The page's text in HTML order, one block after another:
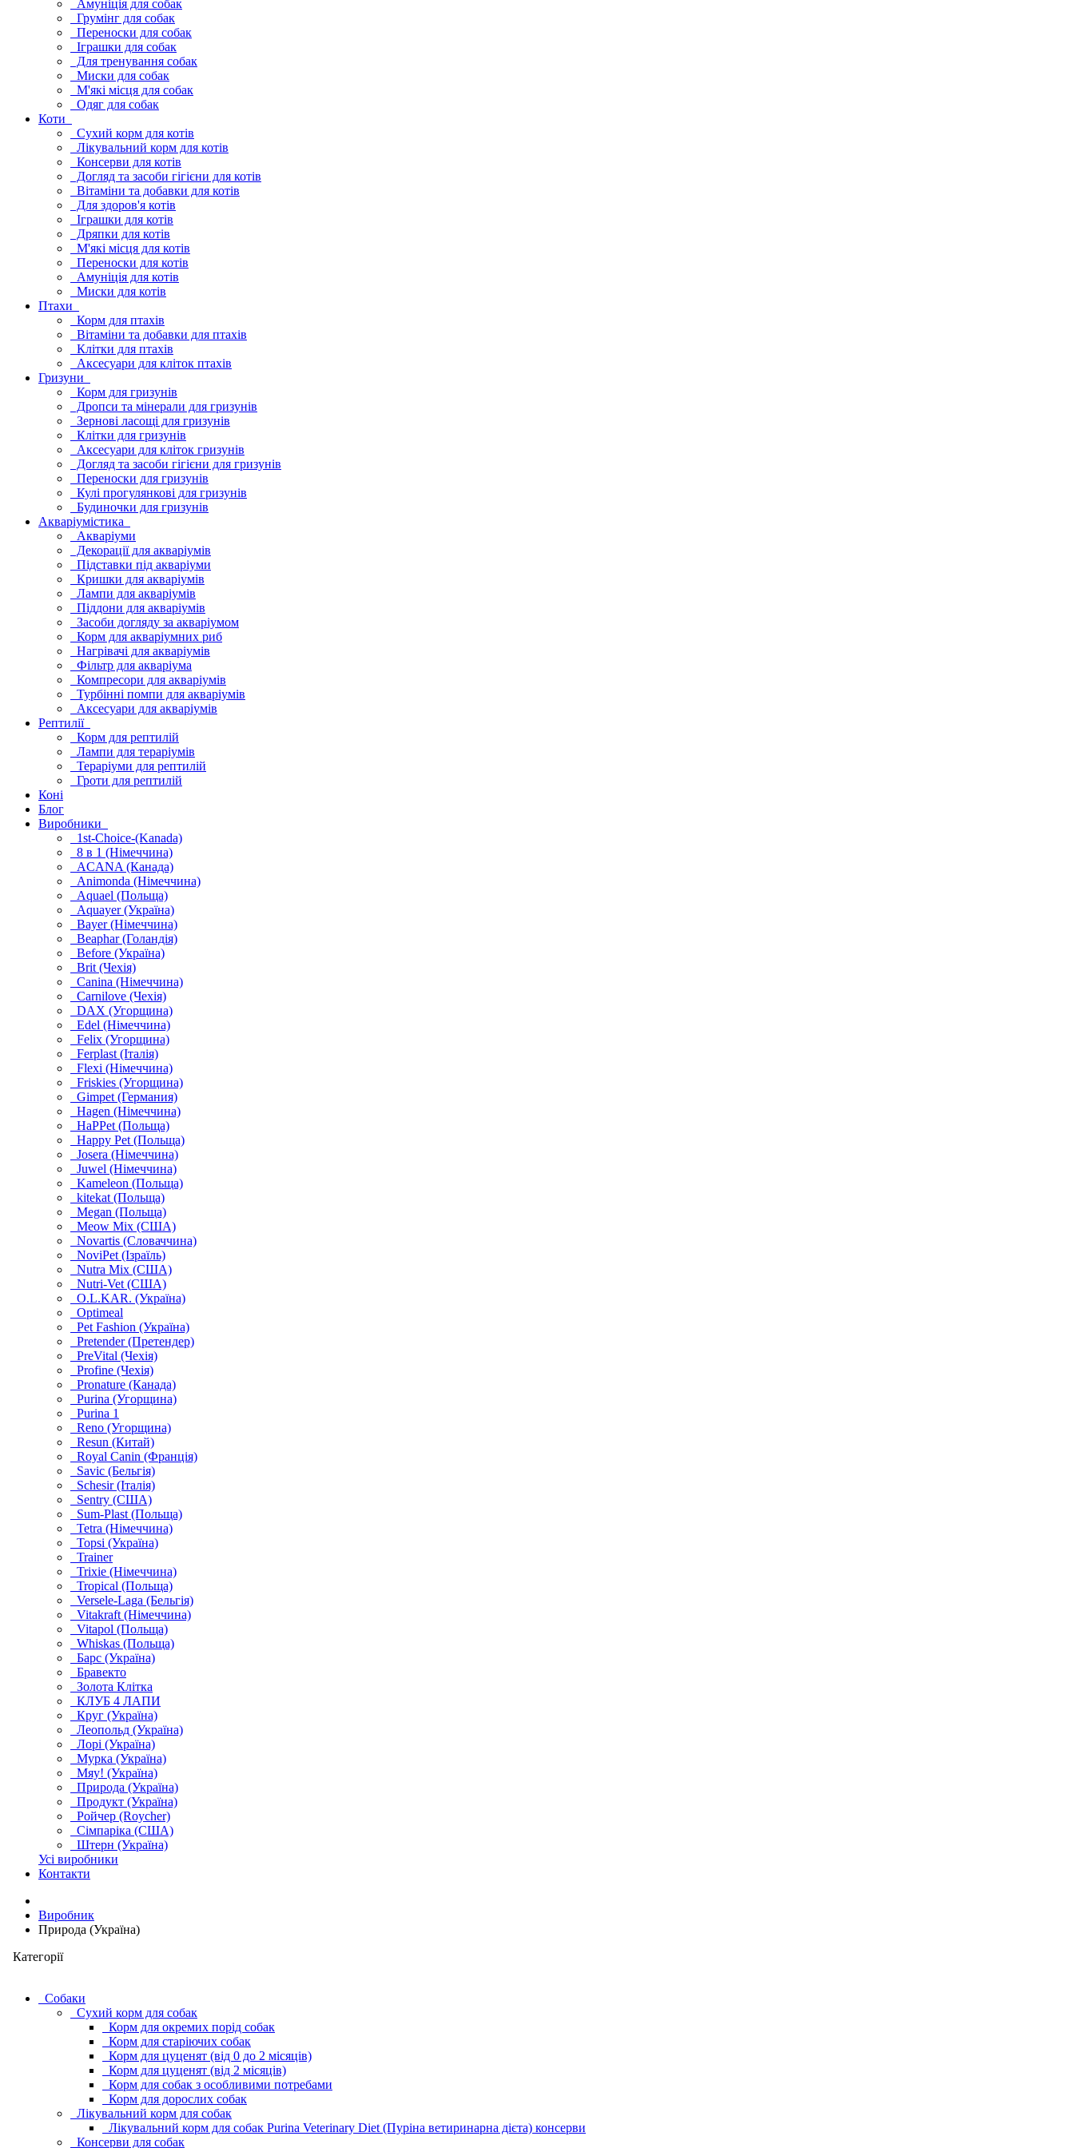
Амуніція для собак
Грумінг для собак
Переноски для собак
Іграшки для собак
Для тренування собак
Миски для собак
М'які місця для собак
Одяг для собак
Коти
Сухий корм для котів
Лікувальний корм для котів
Консерви для котів
Догляд та засоби гігієни для котів
Вітаміни та добавки для котів
Для здоров'я котів
Іграшки для котів
Дряпки для котів
М'які місця для котів
Переноски для котів
Амуніція для котів
Миски для котів
Птахи
Корм для птахів
Вітаміни та добавки для птахів
Клітки для птахів
Аксесуари для кліток птахів
Гризуни
Корм для гризунів
Дропси та мінерали для гризунів
Зернові ласощі для гризунів
Клітки для гризунів
Аксесуари для кліток гризунів
Догляд та засоби гігієни для гризунів
Переноски для гризунів
Кулі прогулянкові для гризунів
Будиночки для гризунів
Акваріумістика
Акваріуми
Декорації для акваріумів
Підставки під акваріуми
Кришки для акваріумів
Лампи для акваріумів
Піддони для акваріумів
Засоби догляду за акваріумом
Корм для акваріумних риб
Нагрівачі для акваріумів
Фільтр для акваріума
Компресори для акваріумів
Турбінні помпи для акваріумів
Аксесуари для акваріумів
Рептилії
Корм для рептилій
Лампи для тераріумів
Тераріуми для рептилій
Гроти для рептилій
Коні
Блог
Виробники
1st-Choice-(Kanada)
8 в 1 (Німеччина)
ACANA (Канада)
Animonda (Німеччина)
Aquael (Польща)
Aquayer (Україна)
Bayer (Німеччина)
Beaphar (Голандія)
Before (Україна)
Brit (Чехія)
Canina (Німеччина)
Carnilove (Чехія)
DAX (Угорщина)
Edel (Німеччина)
Felix (Угорщина)
Ferplast (Італія)
Flexi (Німеччина)
Friskies (Угорщина)
Gimpet (Германия)
Hagen (Німеччина)
HaPPet (Польща)
Happy Pet (Польща)
Josera (Німеччина)
Juwel (Німеччина)
Kameleon (Польща)
kitekat (Польща)
Megan (Польща)
Meow Mix (США)
Novartis (Словаччина)
NoviPet (Ізраїль)
Nutra Mix (США)
Nutri-Vet (США)
O.L.KAR. (Україна)
Optimeal
Pet Fashion (Україна)
Pretender (Претендер)
PreVital (Чехія)
Profine (Чехія)
Pronature (Канада)
Purina (Угорщина)
Purina 1
Reno (Угорщина)
Resun (Китай)
Royal Canin (Франція)
Savic (Бельгія)
Schesir (Італія)
Sentry (США)
Sum-Plast (Польща)
Tetra (Німеччина)
Topsi (Україна)
Trainer
Trixie (Німеччина)
Tropical (Польща)
Versele-Laga (Бельгія)
Vitakraft (Німеччина)
Vitapol (Польща)
Whiskas (Польща)
Барс (Україна)
Бравекто
Золота Клітка
КЛУБ 4 ЛАПИ
Круг (Україна)
Леопольд (Україна)
Лорі (Україна)
Мурка (Україна)
Мяу! (Україна)
Природа (Україна)
Продукт (Україна)
Ройчер (Roycher)
Сімпаріка (США)
Штерн (Україна)
Усі виробники
Контакти
Виробник
Природа (Україна)
Категорії
Cобаки
Сухий корм для собак
Корм для окремих порід собак
Корм для старіючих собак
Корм для цуценят (від 0 до 2 місяців)
Корм для цуценят (від 2 місяців)
Корм для собак з особливими потребами
Корм для дорослих собак
Лікувальний корм для собак
Лікувальний корм для собак Purina Veterinary Diet (Пуріна ветиринарна дієта) консерви
Консерви для собак